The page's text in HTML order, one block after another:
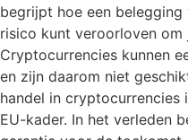
begrijpt hoe een
risico kunt veroorloven om
Cryptocurrencies kunnen
en zijn daarom niet
handel in cryptocurrencies
EU-kader. In het verleden